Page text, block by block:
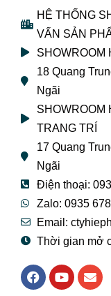
HỆ THỐNG
VẤN SẢN
SHOWROOM
18 Quang
Ngãi
SHOWROOM
TRANG TRÍ
17 Quang
Ngãi
Điện thoại:
Zalo: 0935
Email:
Thời gian mở
F
a
Y
o
E
n